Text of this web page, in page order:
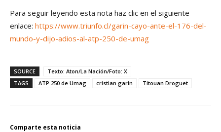
Para seguir leyendo esta nota haz clic en el siguiente
enlace: https://www.triunfo.cl/garin-cayo-ante-el-176-del-
mundo-y-dijo-adios-al-atp-250-de-umag
SOURCE
Texto: Aton/La Nación/Foto: X
TAGS
ATP 250 de Umag cristian garin Titouan Droguet
Comparte esta noticia